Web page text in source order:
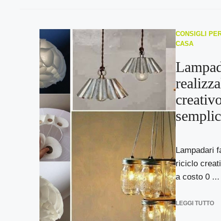
CONSIGLI
CASA
Lampadari
riciclo
a costo 0 ...
LEGGI TUTTO